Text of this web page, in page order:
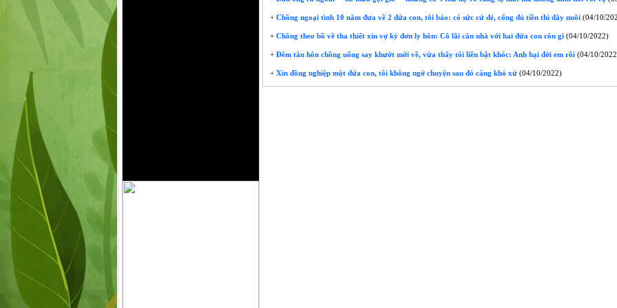
+Chồng ngoại tình 10 năm đưa về 2 đứa con, tôi bảo: có sức cứ đẻ, cống đủ tiền thì đây nuôi(04/10/
+Chồng theo bồ về tha thiết xin vợ ký đơn ly hôn: Cô lãi căn nhà với hai đứa con còn gì(04/10/2022)
+Đêm tân hôn chồng uống say khướt mới về, vừa thấy tôi liền bật khóc: Anh hại đời em rồi(04/10/
+Xin đồng nghiệp một đứa con, tôi không ngờ chuyện sau đó càng khó xử(04/10/2022)